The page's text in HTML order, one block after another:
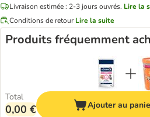
Livraison estimée : 2-3 jours ouvrés. Lire la
Conditions de retour Lire la suite
Produits fréquemment
Total
0,00 € Ajouter au